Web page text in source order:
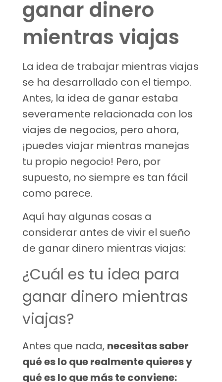
ganar dinero
mientras viajas
La idea de trabajar mientras viajas
se ha desarrollado con el tiempo.
Antes, la idea de ganar estaba
severamente relacionada con los
viajes de negocios, pero ahora,
¡puedes viajar mientras manejas
tu propio negocio! Pero, por
supuesto, no siempre es tan fácil
como parece.
Aquí hay algunas cosas a
considerar antes de vivir el sueño
de ganar dinero mientras viajas:
¿Cuál es tu idea para
ganar dinero mientras
viajas?
Antes que nada, necesitas saber
qué es lo que realmente quieres y
qué es lo que más te conviene: